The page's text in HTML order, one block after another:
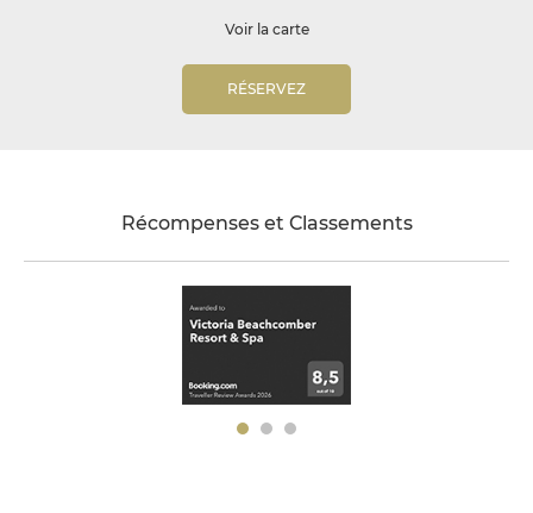
Voir la carte
RÉSERVEZ
Récompenses et Classements